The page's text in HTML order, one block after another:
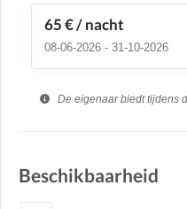
65 €/ nacht
08-06-2026 - 31-10-2026
De eigenaar biedt tijdens
Beschikbaarheid